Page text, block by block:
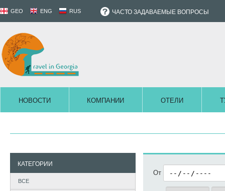
GEO ENG RUS ЧАСТО ЗАДАВАЕМЫЕ ВОПРОСЫ
НОВОСТИ КОМПАНИИ ОТЕЛИ
КАТЕГОРИИ
ВСЕ
От